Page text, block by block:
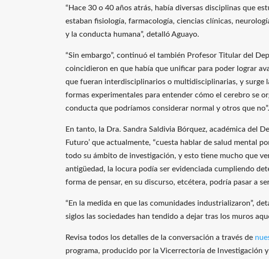
“Hace 30 o 40 años atrás, había diversas disciplinas que
estaban fisiología, farmacología, ciencias clínicas,
y la conducta humana”, detalló Aguayo.
“Sin embargo”, continuó el también Profesor Titular del
coincidieron en que había que unificar para poder lograr
que fueran interdisciplinarios o multidisciplinarias, y surge
formas experimentales para entender cómo el cerebro se
conducta que podríamos considerar normal y otros que no”.
En tanto, la Dra. Sandra Saldivia Bórquez, académica del
Futuro’ que actualmente, “cuesta hablar de salud mental
todo su ámbito de investigación, y esto tiene mucho que
antigüedad, la locura podía ser evidenciada cumpliendo
forma de pensar, en su discurso, etcétera, podría pasar a
“En la medida en que las comunidades industrializaron”,
siglos las sociedades han tendido a dejar tras los muros
Revisa todos los detalles de la conversación a través de
programa, producido por la Vicerrectoría de Investigación